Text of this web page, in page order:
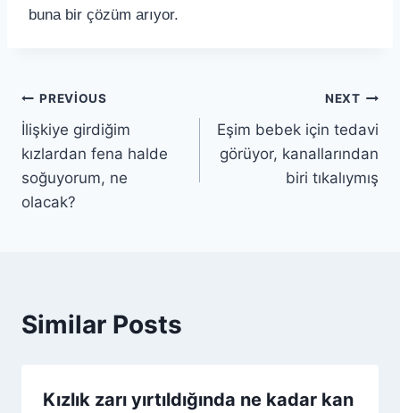
buna bir çözüm arıyor.
PREVIOUS
İlişkiye girdiğim
kızlardan fena halde
soğuyorum, ne
olacak?
NEXT
Eşim bebek için tedavi
görüyor, kanallarından
biri tıkalıymış
Similar Posts
Kızlık zarı yırtıldığında ne kadar kan